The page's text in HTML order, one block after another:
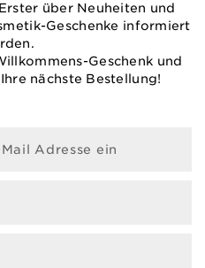
über Neuheiten und
Geschenke informiert
Geschenk und
nächste Bestellung!
Adresse ein